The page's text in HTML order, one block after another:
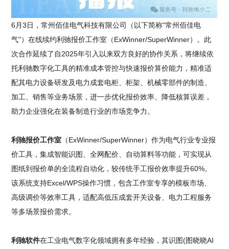
6月3日，常州佰佳电气科技有限公司（以下简称"常州佰佳电
气"）在线续约利驰报价工作室（ExWinner/SuperWinner）。此
次合作延续了自2025年引入以来双方良好的协作关系，将继续依
托利驰数字化工具的精准成本管控与快速报价算价能力，精准适
配其电力设备研发及电力成套电柜、柜架、机械零部件的制造、
加工、销售等业务场景，进一步优化报价效率、降低核算误差，
助力企业强化在装备制造行业的市场竞争力。
利驰报价工作室 （ExWinner/SuperWinner）作为电气行业专业报
价工具，集成智能识图、全网配价、自动算料等功能，可实现从
图纸到报价单的全流程自动化，较传统手工报价效率提升60%。
该系统支持Excel/WPS操作习惯，包含工作室专享的模板市场、
高级调价等效率工具，适配高低压成套开关设备、电力工程服务
等多场景报价需求。
利驰软件在工业电气数字化领域拥有多年经验，其识图(图晓晓AI